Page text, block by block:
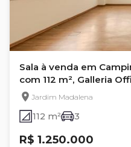
Sala à venda em
com 112 m², Galleria
Jardim Madalena
112 m² 3
R$ 1.250.000